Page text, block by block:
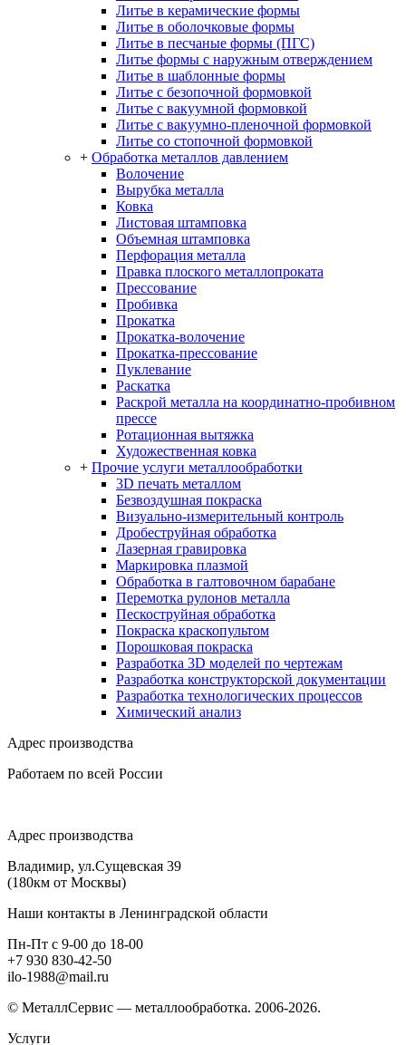
Литье в керамические формы
Литье в оболочковые формы
Литье в песчаные формы (ПГС)
Литье формы с наружным отверждением
Литье в шаблонные формы
Литье с безопочной формовкой
Литье с вакуумной формовкой
Литье с вакуумно-пленочной формовкой
Литье со стопочной формовкой
+ Обработка металлов давлением
Волочение
Вырубка металла
Ковка
Листовая штамповка
Объемная штамповка
Перфорация металла
Правка плоского металлопроката
Прессование
Пробивка
Прокатка
Прокатка-волочение
Прокатка-прессование
Пуклевание
Раскатка
Раскрой металла на координатно-пробивном
прессе
Ротационная вытяжка
Художественная ковка
+ Прочие услуги металлообработки
3D печать металлом
Безвоздушная покраска
Визуально-измерительный контроль
Дробеструйная обработка
Лазерная гравировка
Маркировка плазмой
Обработка в галтовочном барабане
Перемотка рулонов металла
Пескоструйная обработка
Покраска краскопультом
Порошковая покраска
Разработка 3D моделей по чертежам
Разработка конструкторской документации
Разработка технологических процессов
Химический анализ
Адрес производства
Работаем по всей России
Адрес производства
Владимир, ул.Сущевская 39
(180км от Москвы)
Наши контакты в Ленинградской области
Пн-Пт с 9-00 до 18-00
+7 930 830-42-50
ilo-1988@mail.ru
© МеталлСервис — металлообработка. 2006-2026.
Услуги